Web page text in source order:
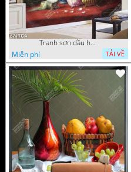
Tranh sơn dầu hoa quả tĩnh vật nghệ thuật gắn tường
Miễn phí
TẢI VỀ